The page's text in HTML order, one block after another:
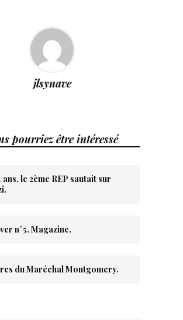
jlsynave
pourriez être intéressé
ans, le 2ème REP sautait sur
n°5. Magazine.
du Maréchal Montgomery.